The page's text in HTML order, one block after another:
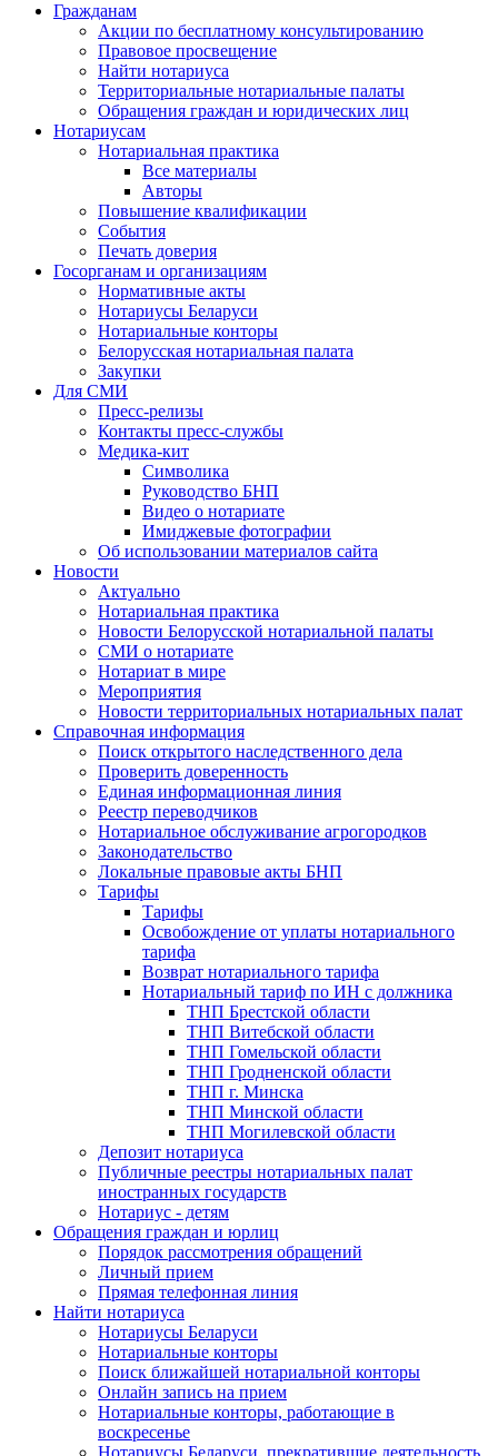
Гражданам
Акции по бесплатному консультированию
Правовое просвещение
Найти нотариуса
Территориальные нотариальные палаты
Обращения граждан и юридических лиц
Нотариусам
Нотариальная практика
Все материалы
Авторы
Повышение квалификации
События
Печать доверия
Госорганам и организациям
Нормативные акты
Нотариусы Беларуси
Нотариальные конторы
Белорусская нотариальная палата
Закупки
Для СМИ
Пресс-релизы
Контакты пресс-службы
Медика-кит
Символика
Руководство БНП
Видео о нотариате
Имиджевые фотографии
Об использовании материалов сайта
Новости
Актуально
Нотариальная практика
Новости Белорусской нотариальной палаты
СМИ о нотариате
Нотариат в мире
Мероприятия
Новости территориальных нотариальных палат
Справочная информация
Поиск открытого наследственного дела
Проверить доверенность
Единая информационная линия
Реестр переводчиков
Нотариальное обслуживание агрогородков
Законодательство
Локальные правовые акты БНП
Тарифы
Тарифы
Освобождение от уплаты нотариального
тарифа
Возврат нотариального тарифа
Нотариальный тариф по ИН с должника
ТНП Брестской области
ТНП Витебской области
ТНП Гомельской области
ТНП Гродненской области
ТНП г. Минска
ТНП Минской области
ТНП Могилевской области
Депозит нотариуса
Публичные реестры нотариальных палат
иностранных государств
Нотариус - детям
Обращения граждан и юрлиц
Порядок рассмотрения обращений
Личный прием
Прямая телефонная линия
Найти нотариуса
Нотариусы Беларуси
Нотариальные конторы
Поиск ближайшей нотариальной конторы
Онлайн запись на прием
Нотариальные конторы, работающие в
воскресенье